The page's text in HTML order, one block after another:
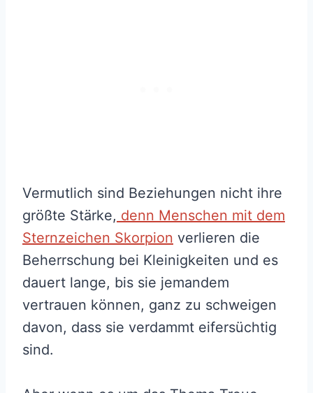
Vermutlich sind Beziehungen nicht ihre
größte Stärke, denn Menschen mit dem
Sternzeichen Skorpion verlieren die
Beherrschung bei Kleinigkeiten und es
dauert lange, bis sie jemandem
vertrauen können, ganz zu schweigen
davon, dass sie verdammt eifersüchtig
sind.